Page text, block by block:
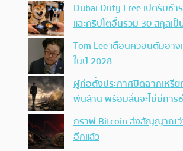
Dubai Duty Free เปิดรับชำ
และคริปโตอื่นรวม 30 สกุลเ
Tom Lee เตือนควอนตัมอาจ
ในปี 2028
ผู้ก่อตั้งประกาศปิดฉากเหรี
พันล้าน พร้อมลั่นจะไม่มีการ
กราฟ Bitcoin ส่งสัญญาณว่
อีกแล้ว